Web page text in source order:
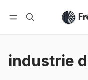
industrie